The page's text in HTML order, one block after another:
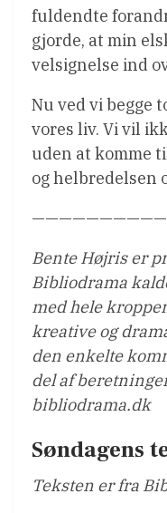
fuldendte
gjorde, at min
velsignelse ind
Nu ved vi begge
vores liv. Vi vil
uden at komme
og helbredelsen
Bente Højris er
Bibliodrama
med hele
kreative og
den enkelte
del af
bibliodrama.dk
Søndagens
Teksten er fra